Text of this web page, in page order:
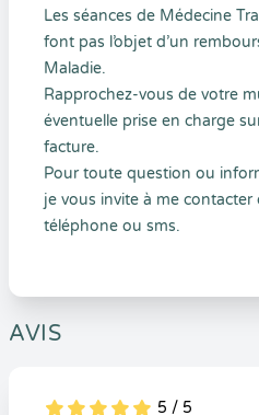
Les séances de Médecine
font pas l’objet d’un
Maladie.
Rapprochez-vous de votre
éventuelle prise en charge
facture.
Pour toute question ou
je vous invite à me
téléphone ou sms.
AVIS
5 / 5